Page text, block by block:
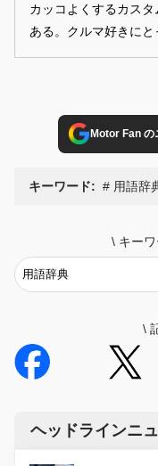
カッコよくするカス
ある。クルマ好きにと
スタム用語辞典」でぜ
Motor Fan の
キーワード: 用語辞
\ キー
\
ヘッドラインニ